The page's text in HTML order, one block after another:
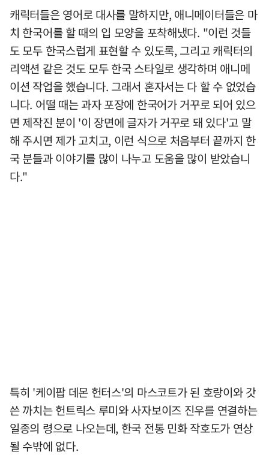
캐릭터들은 영어로 대사를 말하지만, 애니메이터들은 마
치 한국어를 할 때의 입 모양을 포착해냈다. "이런 것들
도 모두 한국스럽게 표현할 수 있도록, 그리고 캐릭터의
리액션 같은 것도 모두 한국 스타일로 생각하며 애니메
이션 작업을 했습니다. 그래서 혼자서는 다 할 수 없었습
니다. 어떨 때는 과자 포장에 한국어가 거꾸로 되어 있으
면 제작진 분이 '이 장면에 글자가 거꾸로 돼 있다'고 말
해 주시면 제가 고치고, 이런 식으로 처음부터 끝까지 한
국 분들과 이야기를 많이 나누고 도움을 많이 받았습니
다."
특히 '케이팝 데몬 헌터스'의 마스코트가 된 호랑이와 갓
쓴 까치는 헌트릭스 루미와 사자보이즈 진우를 연결하는
일종의 령으로 나오는데, 한국 전통 민화 작호도가 연상
될 수밖에 없다.